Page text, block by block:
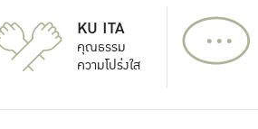
KU ITA
คุณธรรม
ความโปร่งใส
...